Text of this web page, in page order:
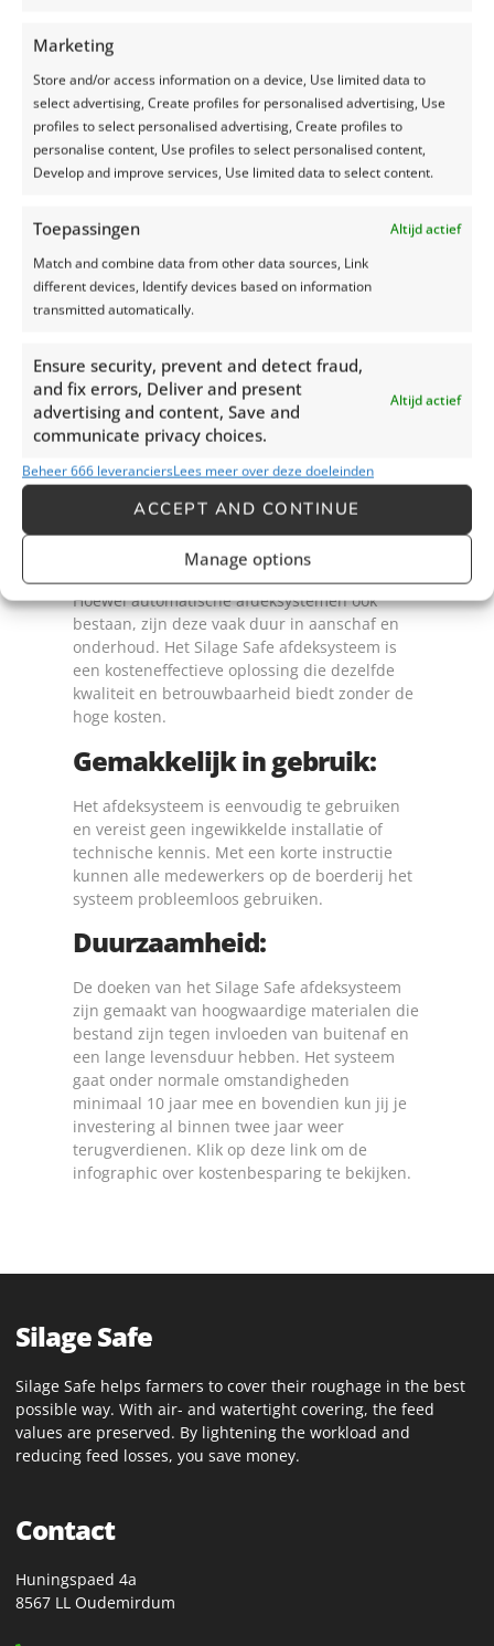
Marketing
Store and/or access information on a device, Use limited data to
select advertising, Create profiles for personalised advertising, Use
profiles to select personalised advertising, Create profiles to
personalise content, Use profiles to select personalised content,
Develop and improve services, Use limited data to select content.
Toepassingen
Altijd actief
Match and combine data from other data sources, Link
different devices, Identify devices based on information
transmitted automatically.
Ensure security, prevent and detect fraud,
and fix errors, Deliver and present
advertising and content, Save and
communicate privacy choices.
Altijd actief
Beheer 666 leveranciersLees meer over deze doeleinden
ACCEPT AND CONTINUE
Manage options
Voordelen van het
Silage Safe
afdeksysteem
langer talloze banden en slurven te sjouwen.
Dit betekent dat je rug en lichaam minder
belast worden, waardoor je energie kunt
besparen voor andere taken op de boerderij.
Tijdsbesparing:
Omdat het afdeksysteem met slechts twee
personen kan worden gebruikt, bespaar je
kostbare tijd die je anders zou besteden aan
het optrommelen van een grotere groep
mensen. Hierdoor kun je efficiënter werken en
meer werk gedaan krijgen in dezelfde tijd.
Kostenbesparing:
Hoewel automatische afdeksystemen ook
bestaan, zijn deze vaak duur in aanschaf en
onderhoud. Het Silage Safe afdeksysteem is
een kosteneffectieve oplossing die dezelfde
kwaliteit en betrouwbaarheid biedt zonder de
hoge kosten.
Gemakkelijk in gebruik:
Het afdeksysteem is eenvoudig te gebruiken
en vereist geen ingewikkelde installatie of
technische kennis. Met een korte instructie
kunnen alle medewerkers op de boerderij het
systeem probleemloos gebruiken.
Duurzaamheid:
De doeken van het Silage Safe afdeksysteem
zijn gemaakt van hoogwaardige materialen die
bestand zijn tegen invloeden van buitenaf en
een lange levensduur hebben. Het systeem
gaat onder normale omstandigheden
minimaal 10 jaar mee en bovendien kun jij je
investering al binnen twee jaar weer
terugverdienen. Klik op deze link om de
infographic over kostenbesparing te bekijken.
Silage Safe
Silage Safe helps farmers to cover their roughage in the best
possible way. With air- and watertight covering, the feed
values ​​are preserved. By lightening the workload and
reducing feed losses, you save money.
Contact
Huningspaed 4a
8567 LL Oudemirdum